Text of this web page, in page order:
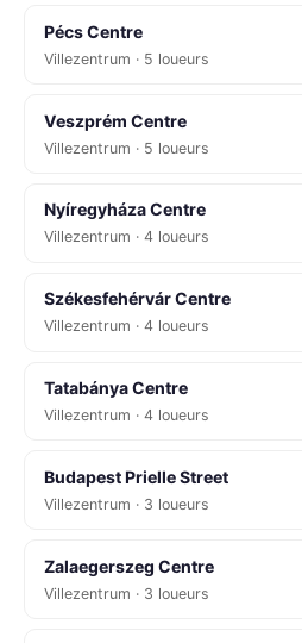
Pécs Centre
Villezentrum · 5 loueurs
Veszprém Centre
Villezentrum · 5 loueurs
Nyíregyháza Centre
Villezentrum · 4 loueurs
Székesfehérvár Centre
Villezentrum · 4 loueurs
Tatabánya Centre
Villezentrum · 4 loueurs
Budapest Prielle Street
Villezentrum · 3 loueurs
Zalaegerszeg Centre
Villezentrum · 3 loueurs